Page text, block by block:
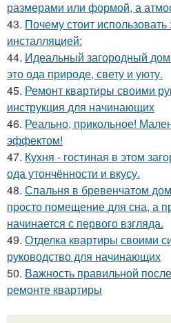
размерами или формой, а
43. Почему стоит
инсталляцией:
44. Идеальный загородный
это ода природе, свету и уюту.
45. Ремонт квартиры своими
инструкция для начинающих
46. Реально, прикольное!
эффектом!
47. Кухня - гостиная в этом
ода утончённости и вкусу.
48. Спальня в бревенчатом
просто помещение для сна, а
начинается с первого взгляда.
49. Отделка квартиры своими
руководство для начинающих
50. Важность правильной
ремонте квартиры